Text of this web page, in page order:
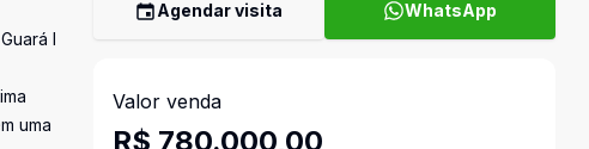
I
uma
Agendar visita WhatsApp
Valor venda
R$ 780.000,00